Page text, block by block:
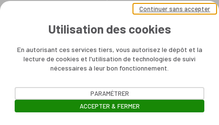
et du suivi des travaux jusqu’à la livraison de l’ouvrage.
Utilisation des cookies
En autorisant ces services tiers, vous autorisez le dépôt et la
lecture de cookies et l'utilisation de technologies de suivi
nécessaires à leur bon fonctionnement.
Continuer sans accepter
PARAMÉTRER
ACCEPTER & FERMER